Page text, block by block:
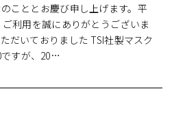
こととお慶び申し上げます。平
利用を誠にありがとうございま
だいておりました TSI社製マスク
ですが、20…